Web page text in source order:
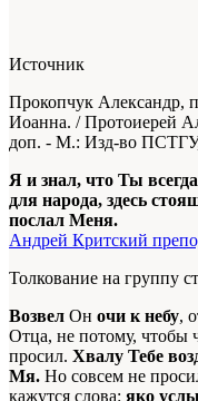
Источник
Прокопчук Александр,
Иоанна. / Протоиерей
доп. - М.: Изд-во
Я и знал, что Ты
для народа, здесь
послал Меня.
Андрей Критский
Толкование на группу
Возвел Он очи к небу,
Отца, не потому, чтобы
просил. Хвалу Тебе
Мя. Но совсем не
кажутся слова: яко